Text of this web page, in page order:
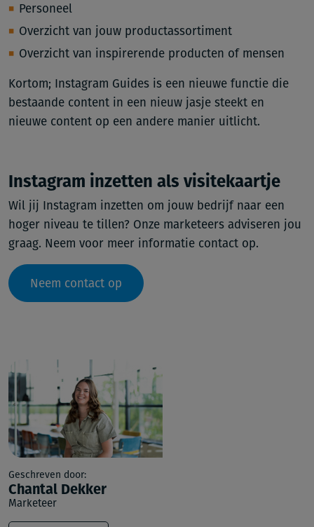
Personeel
Overzicht van jouw productassortiment
Overzicht van inspirerende producten of mensen
Kortom; Instagram Guides is een nieuwe functie die
bestaande content in een nieuw jasje steekt en
nieuwe content op een andere manier uitlicht.
Instagram inzetten als visitekaartje
Wil jij Instagram inzetten om jouw bedrijf naar een
hoger niveau te tillen? Onze marketeers adviseren jou
graag. Neem voor meer informatie contact op.
Neem contact op
Geschreven door:
Chantal Dekker
Marketeer